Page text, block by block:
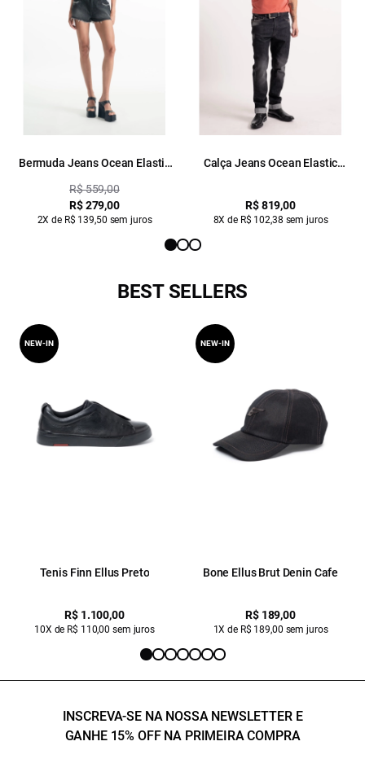
Bermuda Jeans Ocean Elastic
Black C/ Resina
R$ 559,00
R$ 279,00
2X de R$ 139,50 sem juros
Calça Jeans Ocean Elastic
R$ 819,00
8X de R$ 102,38 sem juros
BEST SELLERS
Tenis Finn Ellus Preto
R$ 1.100,00
10X de R$ 110,00 sem juros
NEW-IN
Bone Ellus Brut Denin Cafe
R$ 189,00
1X de R$ 189,00 sem juros
NEW-IN
INSCREVA-SE NA NOSSA NEWSLETTER E
GANHE 15% OFF NA PRIMEIRA COMPRA